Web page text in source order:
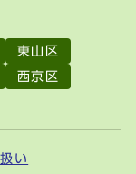
東山区
西京区
い